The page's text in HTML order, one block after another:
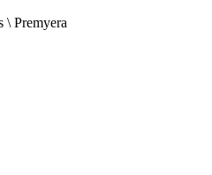
Premyera